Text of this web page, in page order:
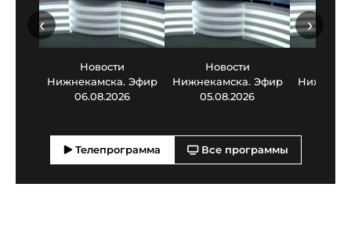
Новости
Нижнекамска. Эфир
06.08.2026
Новости
Нижнекамска. Эфир
05.08.2026
‹ ›
Телепрограмма Все программы